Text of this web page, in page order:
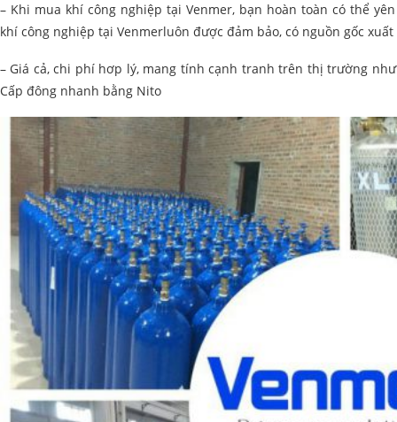
– Khi mua khí công nghiệp tại Venmer, bạn hoàn toàn có thể
khí công nghiệp tại Venmerluôn được đảm bảo, có nguồn gốc
– Giá cả, chi phí hơp lý, mang tính cạnh tranh trên thị trường
Cấp đông nhanh bằng Nito